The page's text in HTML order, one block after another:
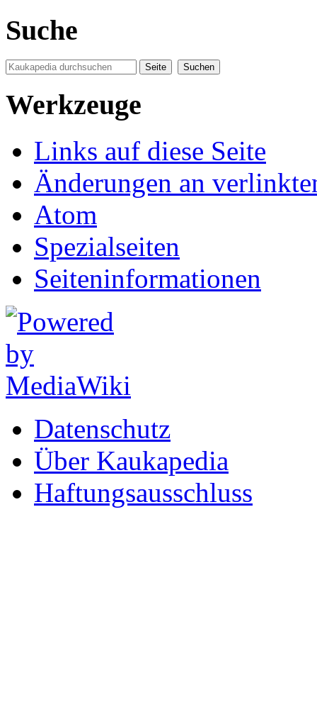
Suche
Werkzeuge
Links auf diese Seite
Änderungen an
Atom
Spezialseiten
Seiten­informationen
Datenschutz
Über Kaukapedia
Haftungsausschluss